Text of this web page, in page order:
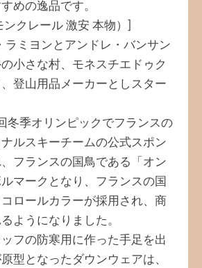
めの逸品です。
ンクレール 激安 本物）]
ラミヨンとアンドレ・バンサン
小さな村、モネスチエドゥク
登山用品メーカーとしスター
冬季オリンピックでフランスの
ルスキーチームの公式スポン
フランスの国鳥である「オン
ルマークとなり、フランスの国
ロールカラーが採用され、商
ようになりました。
ッフの防寒用に作った手足を出
型となったダウンウェアは、